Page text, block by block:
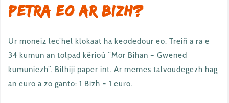
Petra eo ar Bizh?
Ur moneiz lec’hel klokaat ha keodedour eo. Treiñ a ra e
34 kumun an tolpad kêrioù “Mor Bihan – Gwened
kumuniezh”. Bilhiji paper int. Ar memes talvoudegezh hag
an euro a zo ganto: 1 Bizh = 1 euro.